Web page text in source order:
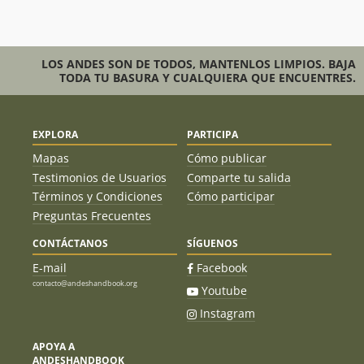
02/05/10
Daniel Bastias Campos
27/12/09 Sergio Infante
20/04/08 Arne Dettmann
22/03/08 Hector Millar
22/03/08 Carlos Hübner
04/03/08
Sven Gleisner
Elias Lira
18/03/07
Cesar Medina - Patricio Montes.
Alejandro Lifschitz
LOS ANDES SON DE TODOS, MANTENLOS LIMPIOS. BAJA
TODA TU BASURA Y CUALQUIERA QUE ENCUENTRES.
EXPLORA
Mapas
Testimonios de Usuarios
Términos y Condiciones
Preguntas Frecuentes
PARTICIPA
Cómo publicar
Comparte tu salida
Cómo participar
CONTÁCTANOS
E-mail
contacto@andeshandbook.org
SÍGUENOS
Facebook
Youtube
Instagram
APOYA A
ANDESHANDBOOK